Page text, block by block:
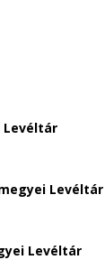
Levéltár
Levéltár
Levéltár